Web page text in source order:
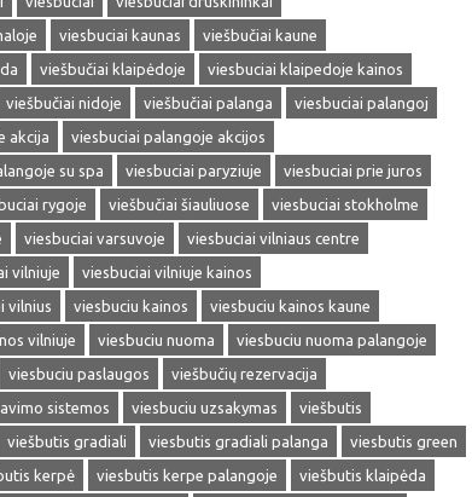
viesbuciai kaunas
viešbučiai kaune
viešbučiai klaipėdoje
viesbuciai klaipedoje kainos
viešbučiai nidoje viešbučiai palanga
viesbuciai palangoj
akcija
viesbuciai palangoje akcijos
su spa viesbuciai paryziuje
viesbuciai prie juros
rygoje viešbučiai šiauliuose
viesbuciai stokholme
viesbuciai varsuvoje
viesbuciai vilniaus centre
vilniuje
viesbuciai vilniuje kainos
vilnius viesbuciu kainos
viesbuciu kainos kaune
vilniuje viesbuciu nuoma
viesbuciu nuoma palangoje
viesbuciu paslaugos
viešbučių rezervacija
sistemos viesbuciu uzsakymas
viešbutis
viešbutis gradiali viesbutis gradiali palanga
viesbutis green
kerpė viesbutis kerpe palangoje
viešbutis klaipėda